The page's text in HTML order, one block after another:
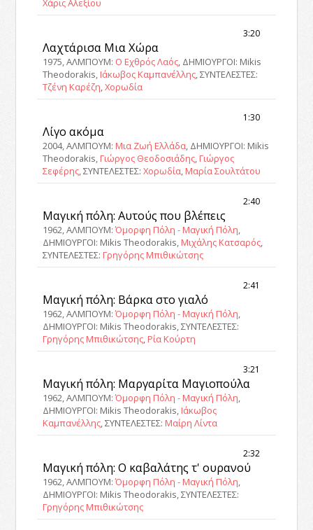
Χάρις Αλεξίου
3:20
Λαχτάρισα Μια Χώρα
1975, ΑΛΜΠΟΥΜ: Ο Εχθρός Λαός, ΔΗΜΙΟΥΡΓΟΙ: Mikis
Theodorakis, Ιάκωβος Καμπανέλλης, ΣΥΝΤΕΛΕΣΤΕΣ:
Τζένη Καρέζη,Χορωδία
1:30
Λίγο ακόμα
2004, ΑΛΜΠΟΥΜ: Μια Ζωή Ελλάδα, ΔΗΜΙΟΥΡΓΟΙ: Mikis
Theodorakis, Γιώργος Θεοδοσιάδης, Γιώργος
Σεφέρης, ΣΥΝΤΕΛΕΣΤΕΣ:Χορωδία, Μαρία Σουλτάτου
2:40
Μαγική πόλη: Αυτούς που βλέπεις
1962, ΑΛΜΠΟΥΜ:Όμορφη Πόλη - Μαγική Πόλη,
ΔΗΜΙΟΥΡΓΟΙ: Mikis Theodorakis, Μιχάλης Κατσαρός,
ΣΥΝΤΕΛΕΣΤΕΣ: Γρηγόρης Μπιθικώτσης
2:41
Μαγική πόλη: Βάρκα στο γιαλό
1962, ΑΛΜΠΟΥΜ:Όμορφη Πόλη - Μαγική Πόλη,
ΔΗΜΙΟΥΡΓΟΙ: Mikis Theodorakis, ΣΥΝΤΕΛΕΣΤΕΣ:
Γρηγόρης Μπιθικώτσης, Ρία Κούρτη
3:21
Μαγική πόλη: Μαργαρίτα Μαγιοπούλα
1962, ΑΛΜΠΟΥΜ:Όμορφη Πόλη - Μαγική Πόλη,
ΔΗΜΙΟΥΡΓΟΙ: Mikis Theodorakis, Ιάκωβος
Καμπανέλλης, ΣΥΝΤΕΛΕΣΤΕΣ: Μαίρη Λίντα
2:32
Μαγική πόλη: Ο καβαλάτης τ' ουρανού
1962, ΑΛΜΠΟΥΜ:Όμορφη Πόλη - Μαγική Πόλη,
ΔΗΜΙΟΥΡΓΟΙ: Mikis Theodorakis, ΣΥΝΤΕΛΕΣΤΕΣ:
Γρηγόρης Μπιθικώτσης